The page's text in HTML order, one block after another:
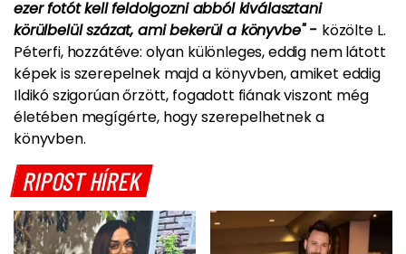
ezer fotót kell feldolgozni abból kiválasztani
körülbelül százat, ami bekerül a könyvbe" - közölte L.
Péterfi, hozzátéve: olyan különleges, eddig nem látott
képek is szerepelnek majd a könyvben, amiket eddig
Ildikó szigorúan őrzött, fogadott fiának viszont még
életében megígérte, hogy szerepelhetnek a
könyvben.
RIPOST HÍREK